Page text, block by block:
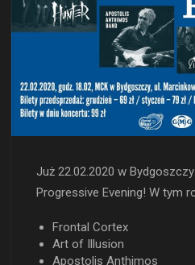
Już 22.02.2020 w
Progressive Evening! W tym
Frontal Cortex
Art of Illusion
Apostolis Anthimos